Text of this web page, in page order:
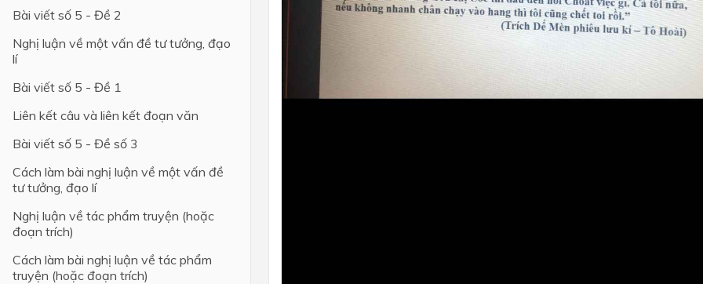
Bài viết số 5 - Đề 2
Nghị luận về một vấn đề tư tưởng, đạo
lí
Bài viết số 5 - Đề 1
Liên kết câu và liên kết đoạn văn
Bài viết số 5 - Đề số 3
Cách làm bài nghị luận về một vấn đề
tư tưởng, đạo lí
Nghị luận về tác phẩm truyện (hoặc
đoạn trích)
Cách làm bài nghị luận về tác phẩm
truyện (hoặc đoạn trích)